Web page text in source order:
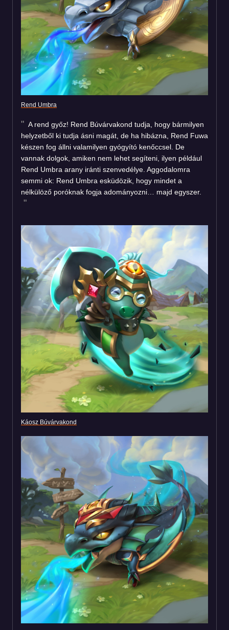
Rend Umbra
A rend győz! Rend Búvárvakond tudja, hogy bármilyen
helyzetből ki tudja ásni magát, de ha hibázna, Rend Fuwa
készen fog állni valamilyen gyógyító kenőccsel. De
vannak dolgok, amiken nem lehet segíteni, ilyen például
Rend Umbra arany iránti szenvedélye. Aggodalomra
semmi ok: Rend Umbra esküdözik, hogy mindet a
nélkülöző poróknak fogja adományozni… majd egyszer.
Káosz Búvárvakond